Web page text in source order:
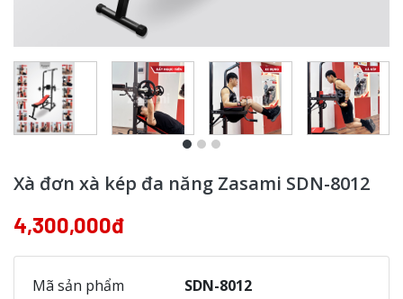
Xà đơn xà kép đa năng Zasami SDN-8012
4,300,000đ
Mã sản phẩm SDN-8012